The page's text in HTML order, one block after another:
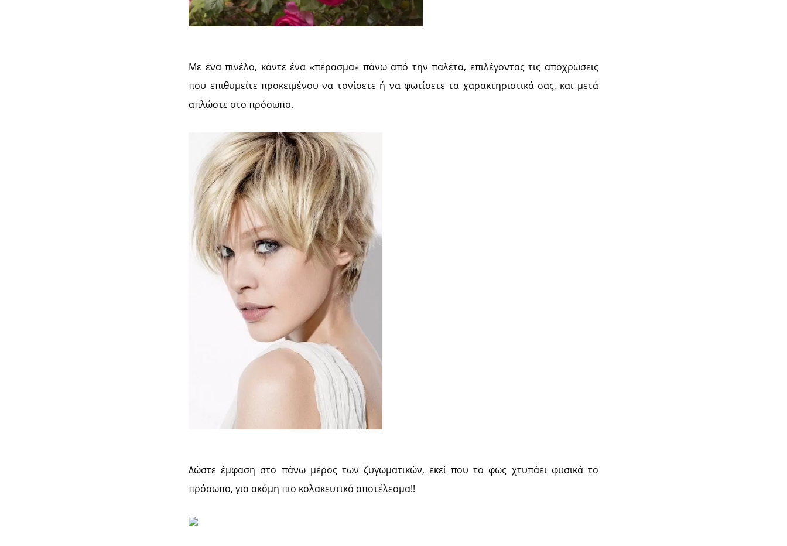
Με ένα πινέλο, κάντε ένα «πέρασμα» πάνω από την παλέτα, επιλέγοντας τις αποχρώσεις
που επιθυμείτε προκειμένου να τονίσετε ή να φωτίσετε τα χαρακτηριστικά σας, και μετά
απλώστε στο πρόσωπο.
Δώστε έμφαση στο πάνω μέρος των ζυγωματικών, εκεί που το φως χτυπάει φυσικά το
πρόσωπο, για ακόμη πιο κολακευτικό αποτέλεσμα!!